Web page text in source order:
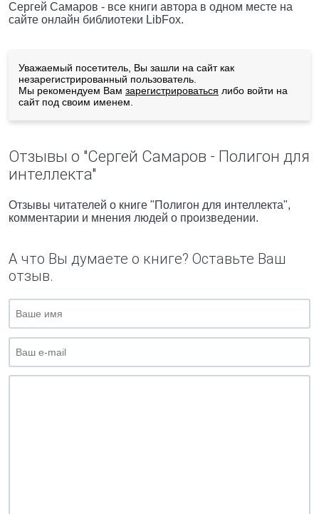
Сергей Самаров - все книги автора в одном месте на
сайте онлайн библиотеки LibFox.
Уважаемый посетитель, Вы зашли на сайт как
незарегистрированный пользователь.
Мы рекомендуем Вам зарегистрироваться либо войти на
сайт под своим именем.
Отзывы о "Сергей Самаров - Полигон для
интеллекта"
Отзывы читателей о книге "Полигон для интеллекта",
комментарии и мнения людей о произведении.
А что Вы думаете о книге? Оставьте Ваш
отзыв.